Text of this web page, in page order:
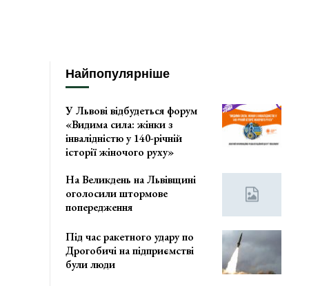
Найпопулярніше
У Львові відбудеться форум
«Видима сила: жінки з
інвалідністю у 140-річній
історії жіночого руху»
На Великдень на Львівщині
оголосили штормове
попередження
Під час ракетного удару по
Дрогобичі на підприємстві
були люди